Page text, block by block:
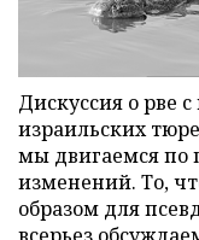
Дискуссия о рве
израильских
мы двигаемся по
изменений. То,
образом для